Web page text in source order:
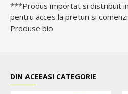
***Produs importat si distribuit
pentru acces la preturi si
Produse bio
DIN ACEEASI CATEGORIE